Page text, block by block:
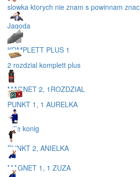
slowka ktorych nie znam s powinnam znac
Jagoda
KOMPLETT PLUS 1
2 rozdzial komplett plus
MAGNET 2, 1ROZDZIAL
PUNKT 1, 1 AURELKA
wille konig
PUNKT 2, ANIELKA
MAGNET 1, 1 ZUZA